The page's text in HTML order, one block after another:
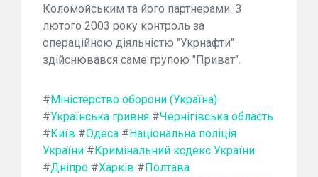
Коломойським та його партнерами. З
лютого 2003 року контроль за
операційною діяльністю "Укрнафти"
здійснювався саме групою "Приват".
# Міністерство оборони (Україна)
#Українська гривня #Чернігівська область
# Київ #Одеса # Національна поліція
України # Кримінальний кодекс України
#Дніпро #Харків # Полтава